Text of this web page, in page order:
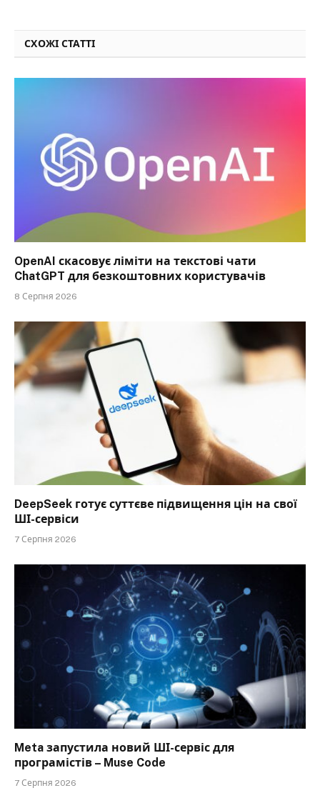
СХОЖІ СТАТТІ
OpenAI скасовує ліміти на текстові чати
ChatGPT для безкоштовних користувачів
8 Серпня 2026
DeepSeek готує суттєве підвищення цін на свої
ШІ-сервіси
7 Серпня 2026
Meta запустила новий ШІ-сервіс для
програмістів – Muse Code
7 Серпня 2026